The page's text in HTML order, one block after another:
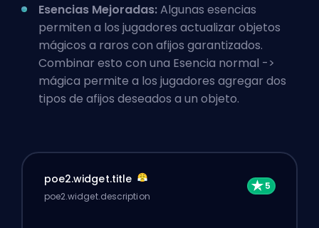
Esencias Mejoradas:Algunas esencias
permiten a los jugadores actualizar objetos
mágicos a raros con afijos garantizados.
Combinar esto con una Esencia normal ->
mágica permite a los jugadores agregar dos
tipos de afijos deseados a un objeto.
poe2.widget.title
poe2.widget.description